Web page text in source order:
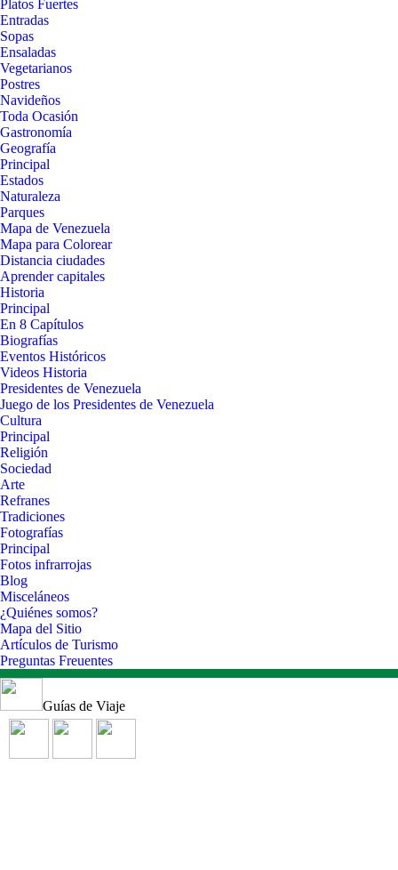
Platos Fuertes
Entradas
Sopas
Ensaladas
Vegetarianos
Postres
Navideños
Toda Ocasión
Gastronomía
Geografía
Principal
Estados
Naturaleza
Parques
Mapa de Venezuela
Mapa para Colorear
Distancia ciudades
Aprender capitales
Historia
Principal
En 8 Capítulos
Biografías
Eventos Históricos
Videos Historia
Presidentes de Venezuela
Juego de los Presidentes de Venezuela
Cultura
Principal
Religión
Sociedad
Arte
Refranes
Tradiciones
Fotografías
Principal
Fotos infrarrojas
Blog
Misceláneos
¿Quiénes somos?
Mapa del Sitio
Artículos de Turismo
Preguntas Freuentes
Guías de Viaje